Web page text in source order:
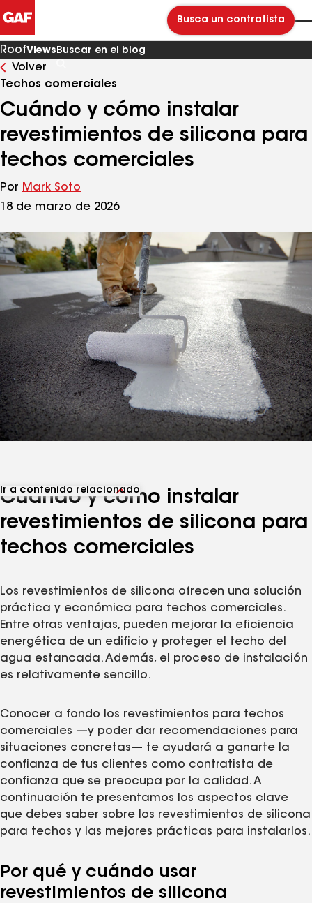
Busca un contratista
RoofViews
en
blog
Volver
Techos comerciales
Cuándo y cómo instalar
revestimientos de silicona para
techos comerciales​​​​​​​
Por Mark Soto
18 de marzo de 2026
Ir a contenido relacionado
Ver productos relacionados
Cuándo y cómo instalar
revestimientos de silicona para
techos comerciales​​​​​​​
Los revestimientos de silicona ofrecen una solución
práctica y económica para techos comerciales.
Entre otras ventajas, pueden mejorar la eficiencia
energética de un edificio y proteger el techo del
agua estancada. Además, el proceso de instalación
es relativamente sencillo.
Conocer a fondo los revestimientos para techos
comerciales —y poder dar recomendaciones para
situaciones concretas— te ayudará a ganarte la
confianza de tus clientes como contratista de
confianza que se preocupa por la calidad. A
continuación te presentamos los aspectos clave
que debes saber sobre los revestimientos de silicona
para techos y las mejores prácticas para instalarlos.
Por qué y cuándo usar
revestimientos de silicona